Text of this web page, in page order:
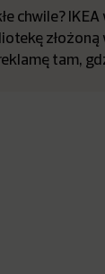
chwile?
tam,